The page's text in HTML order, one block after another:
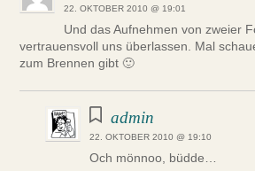
22. OKTOBER 2010 @ 19:01
Und das Aufnehmen von zweier
vertrauensvoll uns überlassen. Mal
zum Brennen gibt 🙂
admin
22. OKTOBER 2010 @ 19:10
Och mönnoo, büdde…